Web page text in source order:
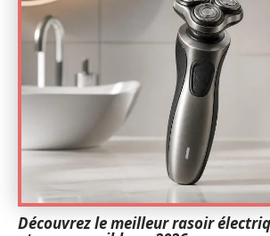
Découvrez le meilleur rasoir